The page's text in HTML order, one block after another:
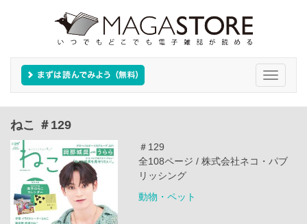
Toggle
ねこ ＃129
＃129
全108ページ / 株式会社ネコ・パブ
リッシング
動物・ペット